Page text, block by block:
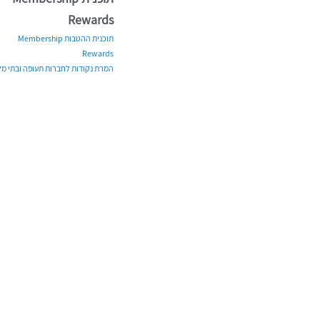
Rewards
תוכנית ההטבות Membership
Rewards
המרת נקודות לחברות תעופה ובתי